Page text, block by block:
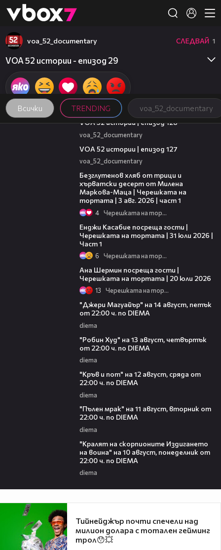
👾
Всички TRENDING voa_52_documentary
voa_52_documentary СЛЕДВАЙ 1
VOA 52 истории - епизод 29
21:59
VOA 52 истории | епизод 128
voa_52_documentary
VOA 52 истории | епизод 127
voa_52_documentary
Безглутенов хляб от трици и
хърватски десерт от Милена
Маркова-Маца | Черешката на
тортата | 3 авг. 2026 | част 1
4 Черешката на тортата
Енджи Касабие посреща гости |
Черешката на тортата | 31 юли 2026 |
Част 1
6 Черешката на тортата
Ана Шермин посреща гости |
Черешката на тортата | 20 юли 2026
13 Черешката на тортата
"Джери Магуайър" на 14 август, петък
от 22:00 ч. по DIEMA
diema
"Робин Худ" на 13 август, четвъртък
от 22:00 ч. по DIEMA
diema
"Кръв и пот" на 12 август, сряда от
22:00 ч. по DIEMA
diema
"Пълен мрак" на 11 август, вторник от
22:00 ч. по DIEMA
diema
"Кралят на скорпионите Издигането
на воина" на 10 август, понеделник от
22:00 ч. по DIEMA
diema
Тийнейджър почти спечели над
милион долара с тотален гейминг
трол😯💥